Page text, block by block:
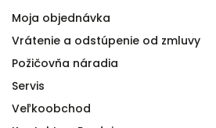
Moja objednávka
Vrátenie a odstúpenie od zmluvy
Požičovňa náradia
Servis
Veľkoobchod